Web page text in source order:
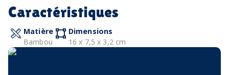
Caractéristiques
Matière
Bambou
Dimensions
16 x 7,5 x 3,2 cm